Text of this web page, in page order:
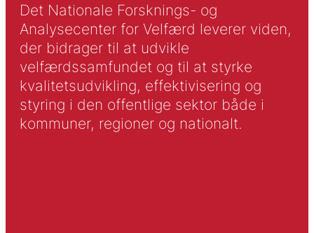
Det Nationale Forsknings- og
Analysecenter for Velfærd leverer viden,
der bidrager til at udvikle
velfærdssamfundet og til at styrke
kvalitetsudvikling, effektivisering og
styring i den offentlige sektor både i
kommuner, regioner og nationalt.